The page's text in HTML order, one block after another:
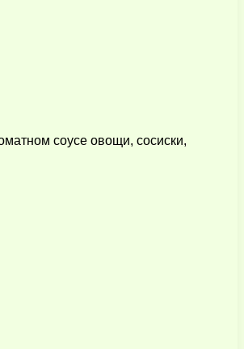
соусе овощи, сосиски,